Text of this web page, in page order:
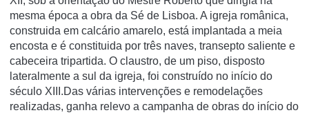
mesma época a obra da Sé de Lisboa. A igreja românica,
construida em calcário amarelo, está implantada a meia
encosta e é constituida por três naves, transepto saliente e
cabeceira tripartida. O claustro, de um piso, disposto
lateralmente a sul da igreja, foi construído no início do
século XIII.Das várias intervenções e remodelações
realizadas, ganha relevo a campanha de obras do início do